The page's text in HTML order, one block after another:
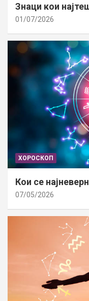
Знаци кои
01/07/2026
ХОРОСКОП
Кои се
07/05/2026